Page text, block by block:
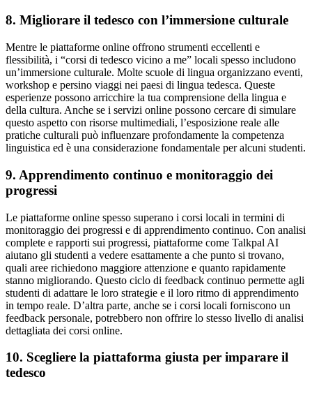
8. Migliorare il tedesco con l’immersione culturale
Mentre le piattaforme online offrono strumenti eccellenti e
flessibilità, i “corsi di tedesco vicino a me” locali spesso includono
un’immersione culturale. Molte scuole di lingua organizzano eventi,
workshop e persino viaggi nei paesi di lingua tedesca. Queste
esperienze possono arricchire la tua comprensione della lingua e
della cultura. Anche se i servizi online possono cercare di simulare
questo aspetto con risorse multimediali, l’esposizione reale alle
pratiche culturali può influenzare profondamente la competenza
linguistica ed è una considerazione fondamentale per alcuni studenti.
9. Apprendimento continuo e monitoraggio dei
progressi
Le piattaforme online spesso superano i corsi locali in termini di
monitoraggio dei progressi e di apprendimento continuo. Con analisi
complete e rapporti sui progressi, piattaforme come Talkpal AI
aiutano gli studenti a vedere esattamente a che punto si trovano,
quali aree richiedono maggiore attenzione e quanto rapidamente
stanno migliorando. Questo ciclo di feedback continuo permette agli
studenti di adattare le loro strategie e il loro ritmo di apprendimento
in tempo reale. D’altra parte, anche se i corsi locali forniscono un
feedback personale, potrebbero non offrire lo stesso livello di analisi
dettagliata dei corsi online.
10. Scegliere la piattaforma giusta per imparare il
tedesco